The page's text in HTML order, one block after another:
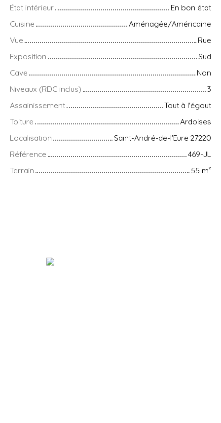
État intérieur
En bon état
Cuisine
Aménagée/Américaine
Vue
Rue
Exposition
Sud
Cave
Non
Niveaux (RDC inclus)
3
Assainissement
Tout à l'égout
Toiture
Ardoises
Localisation
Saint-André-de-l'Eure 27220
Référence
469-JL
Terrain
55 m²